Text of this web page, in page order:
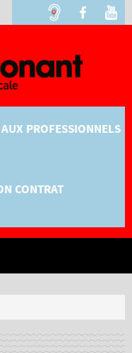
PROFESSIONNELS
CONTRAT